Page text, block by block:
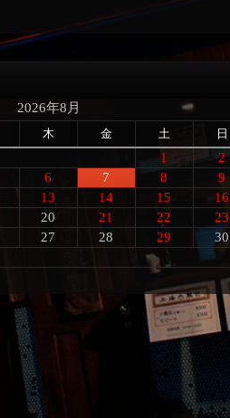
2026年8月
木 金 土 日
1
2
6 7 8
9
13 14 15
16
20 21 22
23
27 28 29
30